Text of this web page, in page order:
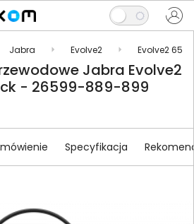
Jabra Evolve2 Evolve2 65
Jabra Evolve2
- 26599-889-899
Specyfikacja